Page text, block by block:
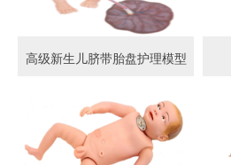
高级新生儿脐带胎盘护理模型